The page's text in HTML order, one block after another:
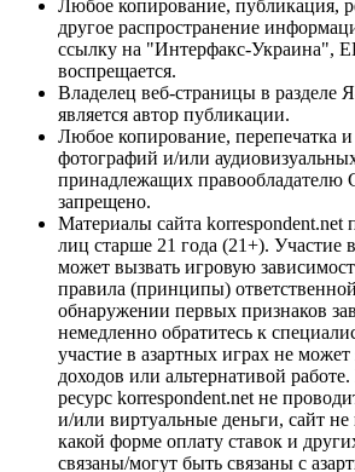
Любое копирование, публикация,
другое распространение
ссылку на "Интерфакс-Украина",
воспрещается.
Владелец веб-страницы в разделе
является автор публикации.
Любое копирование, перепечатка
фотографий и/или
принадлежащих правообладателю
запрещено.
Материалы сайта korrespondent.net
лиц старше 21 года (21+). Участие
может вызвать игровую
правила (принципы)
обнаружении первых признаков
немедленно обратитесь к
участие в азартных играх не
доходов или альтернативой
ресурс korrespondent.net не
и/или виртуальные деньги, сайт
какой форме оплату ставок и
связаны/могут быть связаны с